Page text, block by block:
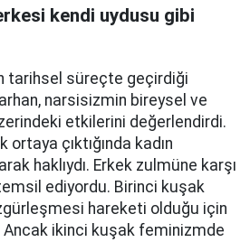
kendi uydusu gibi
tarihsel süreçte geçirdiği
narsisizmin bireysel ve
etkilerini değerlendirdi.
ortaya çıktığında kadın
haklıydı. Erkek zulmüne karşı
ediyordu. Birinci kuşak
hareketi olduğu için
Ancak ikinci kuşak feminizmde